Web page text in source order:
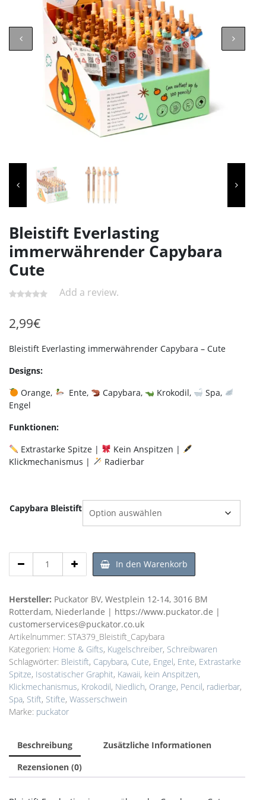
Bleistift Everlasting
immerwährender Capybara
Cute
Add a review.
2,99€
Bleistift Everlasting immerwährender Capybara – Cute
Designs:
Orange,
Ente, Capybara, Krokodil,
Spa,
Engel
Funktionen:
Extrastarke Spitze |
Kein Anspitzen |
Klickmechanismus |
Radierbar
Capybara Bleistift
Everlasting
Capybara
Cute
Menge
In den Warenkorb
Hersteller: Puckator BV, Westplein 12-14, 3016 BM
Rotterdam, Niederlande | https://www.puckator.de |
customerservices@puckator.co.uk
Artikelnummer: STA379_Bleistift_Capybara
Kategorien: Home & Gifts, Kugelschreiber, Schreibwaren
Schlagwörter: Bleistift, Capybara, Cute, Engel, Ente, Extrastarke
Spitze, Isostatischer Graphit, Kawaii, kein Anspitzen,
Klickmechanismus, Krokodil, Niedlich, Orange, Pencil, radierbar,
Spa, Stift, Stifte, Wasserschwein
Marke: puckator
Beschreibung
Zusätzliche Informationen
Rezensionen (0)